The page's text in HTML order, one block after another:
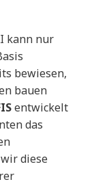
kann nur
bewiesen,
bauen
entwickelt
das
diese